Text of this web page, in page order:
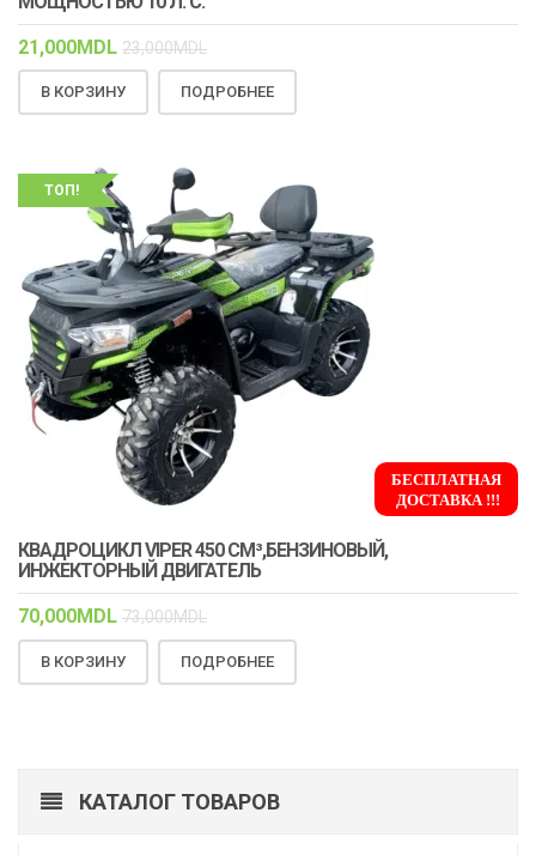
21,000MDL 23,000MDL
В КОРЗИНУ ПОДРОБНЕЕ
ТОП!
БЕСПЛАТНАЯ
ДОСТАВКА !!!
КВАДРОЦИКЛ VIPER 450 СМ³,БЕНЗИНОВЫЙ,
ИНЖЕКТОРНЫЙ ДВИГАТЕЛЬ
70,000MDL 73,000MDL
В КОРЗИНУ ПОДРОБНЕЕ
КАТАЛОГ ТОВАРОВ